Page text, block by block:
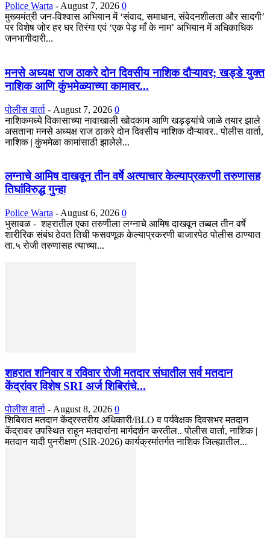
Police Warta - August 7, 2026 0
मुख्यमंत्री जन-विश्वास अभियान में ‘संवाद, समाधान, संवेदनशीलता और सादगी’
पर विशेष जोर हर घर तिरंगा एवं ‘एक पेड़ माँ के नाम’ अभियान में अधिकाधिक
जनभागीदारी...
मनसे अध्यक्ष राज ठाकरे दोन दिवसीय नाशिक दौऱ्यावर; खड्डे युक्त
नाशिक आणि कुंभमेळ्याच्या कामावर...
पोलीस वार्ता - August 7, 2026 0
नाशिकमध्ये विकासाच्या नावाखाली खोदकाम आणि खड्ड्यांचे जाळे तयार झाले
असताना मनसे अध्यक्ष राज ठाकरे दोन दिवसीय नाशिक दौऱ्यावर.. पोलीस वार्ता,
नाशिक | कुंभमेळा कामांसाठी झालेले...
लग्नाचे आमिष दाखवून तीन वर्षे अत्याचार केल्याप्रकरणी तरुणासह
तिघांविरुद्ध गुन्हा
Police Warta - August 6, 2026 0
भुसावळ - शहरातील एका तरुणीला लग्नाचे आमिष दाखवून तब्बल तीन वर्षे
शारीरिक संबंध ठेवत तिची फसवणूक केल्याप्रकरणी बाजारपेठ पोलीस ठाण्यात
ता.५ रोजी तरुणासह त्याच्या...
शहरात शनिवार व रविवार रोजी मतदार संघातील सर्व मतदान
केंद्रांवर विशेष SRI अर्ज शिबिरांचे...
पोलीस वार्ता - August 8, 2026 0
शिबिरात मतदान केंद्रस्तरीय अधिकारी/BLO व पर्यवेक्षक दिवसभर मतदान
केंद्रावर उपस्थित राहून मतदारांना मार्गदर्शन करतील.. पोलीस वार्ता, नाशिक |
मतदान यादी पुनरीक्षण (SIR-2026) कार्यक्रमांतर्गत नाशिक जिल्ह्यातील...